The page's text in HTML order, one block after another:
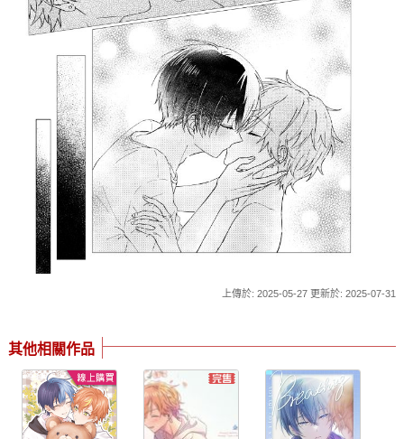
上傳於: 2025-05-27 更新於: 2025-07-31
其他相關作品